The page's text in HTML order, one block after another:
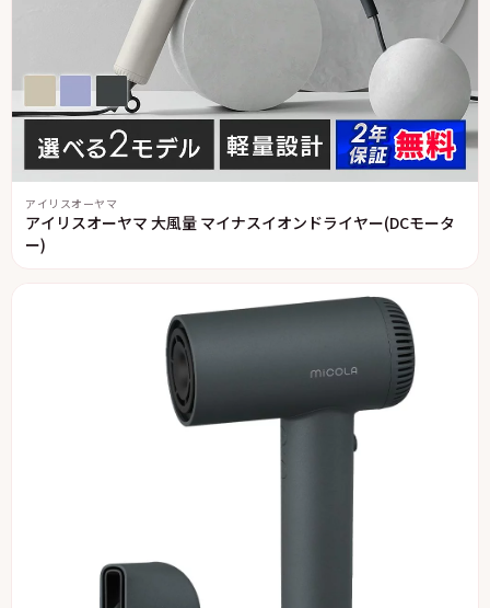
アイリスオーヤマ
アイリスオーヤマ 大風量 マイナスイオンドライヤー(DCモータ
ー)